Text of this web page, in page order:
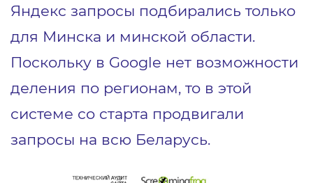
Яндекс запросы подбирались только
для Минска и минской области.
Поскольку в Google нет возможности
деления по регионам, то в этой
системе со старта продвигали
запросы на всю Беларусь.